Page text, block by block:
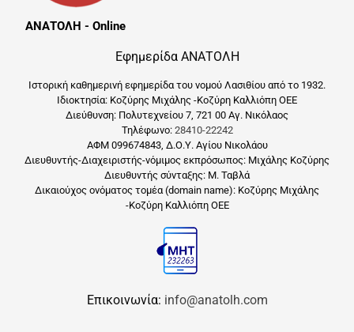
ΑΝΑΤΟΛΗ - Online
Εφημερίδα ΑΝΑΤΟΛΗ
Ιστορική καθημερινή εφημερίδα του νομού Λασιθίου από το 1932.
Ιδιοκτησία: Κοζύρης Μιχάλης -Κοζύρη Καλλιόπη ΟΕΕ
Διεύθυνση: Πολυτεχνείου 7, 721 00 Αγ. Νικόλαος
Τηλέφωνο: 28410-22242
ΑΦΜ 099674843, Δ.Ο.Υ. Αγίου Νικολάου
Διευθυντής-Διαχειριστής-νόμιμος εκπρόσωπος: Μιχάλης Κοζύρης
Διευθυντής σύνταξης: Μ. Ταβλά
Δικαιούχος ονόματος τομέα (domain name): Κοζύρης Μιχάλης
-Κοζύρη Καλλιόπη ΟΕΕ
Επικοινωνία: info@anatolh.com